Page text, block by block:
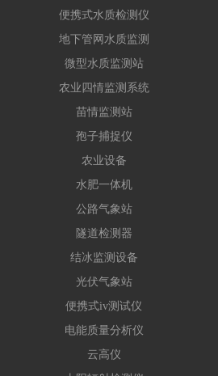
便携式水质检测仪
地下管网水质监测
微型水质监测站
农业四情监测系统
苗情监测站
孢子捕捉仪
农业设备
水肥一体机
公路气象站
隧道检测器
结冰监测设备
光伏气象站
便携式iv测试仪
电能质量分析仪
云高仪